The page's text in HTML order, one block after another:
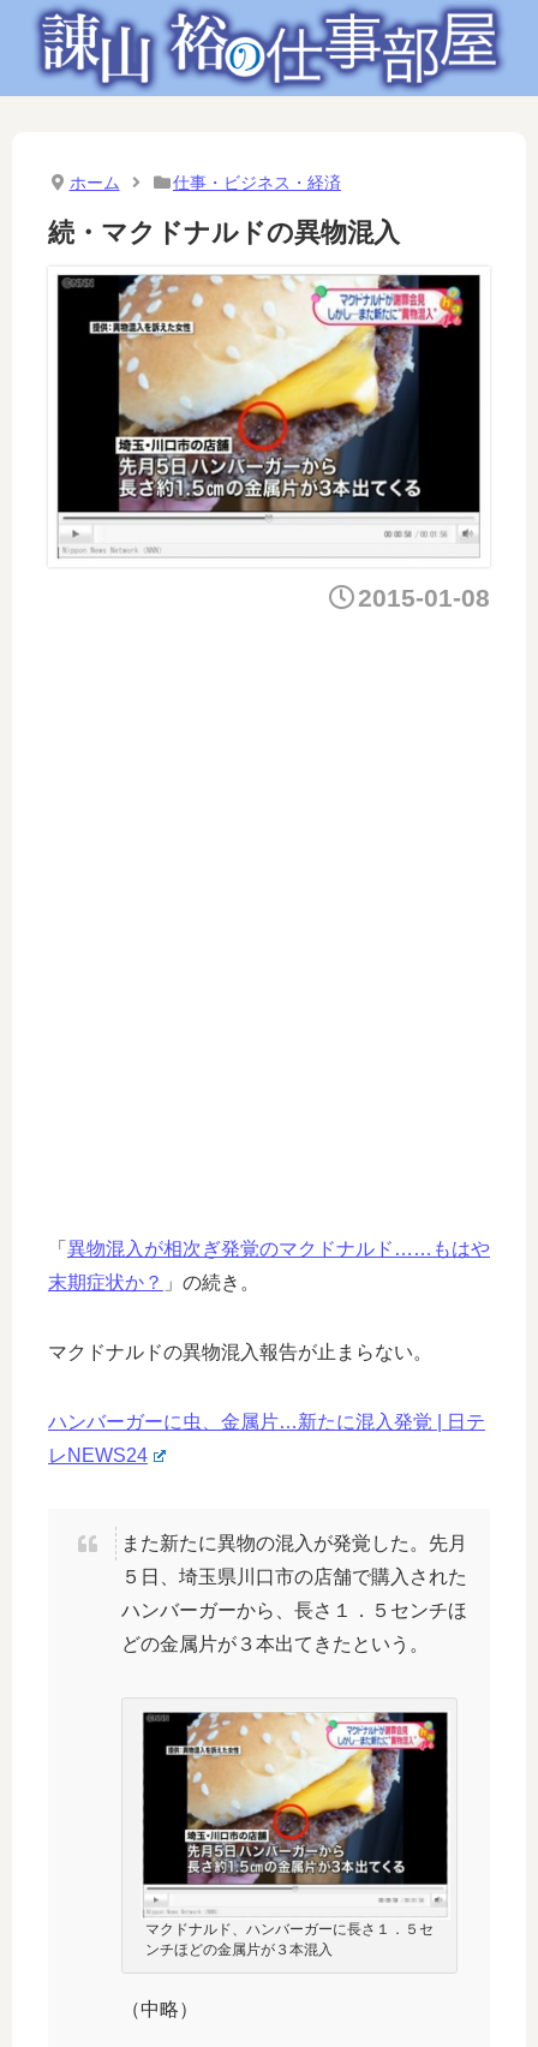
ホーム 仕事・ビジネス・経済
続・マクドナルドの異物混入
2015-01-08
「 異物混入が相次ぎ発覚のマクドナルド……もはや
末期症状か？ 」の続き。
マクドナルドの異物混入報告が止まらない。
ハンバーガーに虫、金属片…新たに混入発覚 | 日テ
レNEWS24
また新たに異物の混入が発覚した。先月
５日、埼玉県川口市の店舗で購入された
ハンバーガーから、長さ１．５センチほ
どの金属片が３本出てきたという。
マクドナルド、ハンバーガーに長さ１．５セ
ンチほどの金属片が３本混入
（中略）